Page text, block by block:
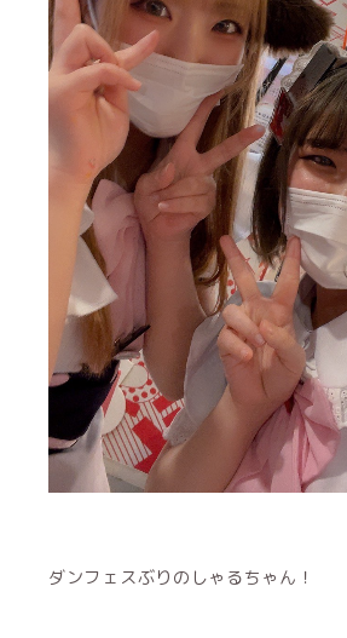
ダンフェスぶりのしゃるちゃん！